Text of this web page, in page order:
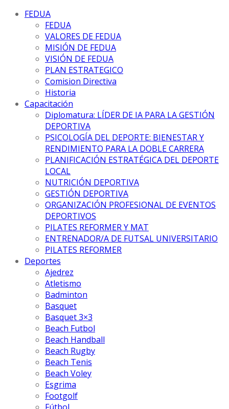
FEDUA
FEDUA
VALORES DE FEDUA
MISIÓN DE FEDUA
VISIÓN DE FEDUA
PLAN ESTRATEGICO
Comision Directiva
Historia
Capacitación
Diplomatura: LÍDER DE IA PARA LA GESTIÓN
DEPORTIVA
PSICOLOGÍA DEL DEPORTE: BIENESTAR Y
RENDIMIENTO PARA LA DOBLE CARRERA
PLANIFICACIÓN ESTRATÉGICA DEL DEPORTE
LOCAL
NUTRICIÓN DEPORTIVA
GESTIÓN DEPORTIVA
ORGANIZACIÓN PROFESIONAL DE EVENTOS
DEPORTIVOS
PILATES REFORMER Y MAT
ENTRENADOR/A DE FUTSAL UNIVERSITARIO
PILATES REFORMER
Deportes
Ajedrez
Atletismo
Badminton
Basquet
Basquet 3×3
Beach Futbol
Beach Handball
Beach Rugby
Beach Tenis
Beach Voley
Esgrima
Footgolf